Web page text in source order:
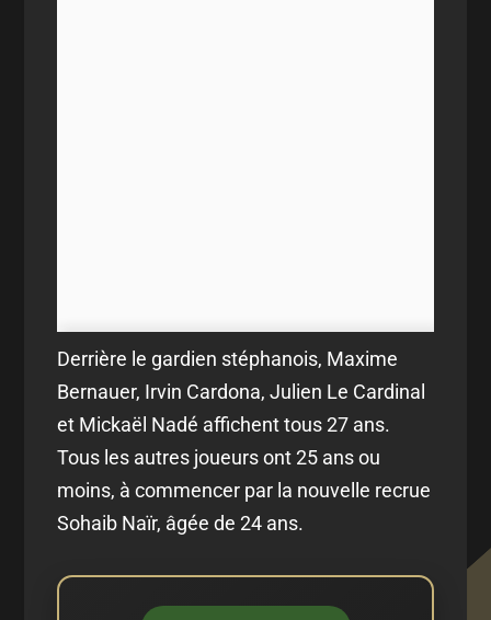
Derrière le gardien stéphanois, Maxime
Bernauer, Irvin Cardona, Julien Le Cardinal
et Mickaël Nadé affichent tous 27 ans.
Tous les autres joueurs ont 25 ans ou
moins, à commencer par la nouvelle recrue
Sohaib Naïr, âgée de 24 ans.